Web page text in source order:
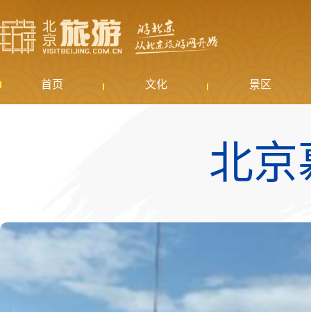
首页 文化 景区
北京